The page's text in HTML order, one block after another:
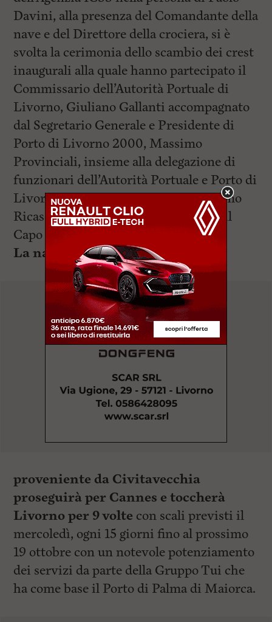
Davini, alla presenza del Comandante della
nave e del Direttore della crociera, si è
svolta la cerimonia dello scambio dei crest
inaugurali alla quale hanno partecipato il
Commissario dell’Autorità Portuale di
Livorno, Giuliano Gallanti accompagnato
dal Segretario Generale e Presidente di
Porto di Livorno 2000, Massimo
Provinciali, insieme alla delegazione di
funzionari dell’Autorità Portuale e Porto di
Livorno 2000. Presenti anche Massimo
Ricasoli dell’Agenzia delle Dogane ed il
Capo Piloti, Massimiliano Lupi.
La nave
proveniente da Civitavecchia
proseguirà per Cannes e toccherà
Livorno per 9 volte con scali previsti il
mercoledì, ogni 15 giorni fino al prossimo
19 ottobre con un notevole potenziamento
dei servizi da parte della Gruppo Tui che
ha come base il Porto di Palma di Maiorca.